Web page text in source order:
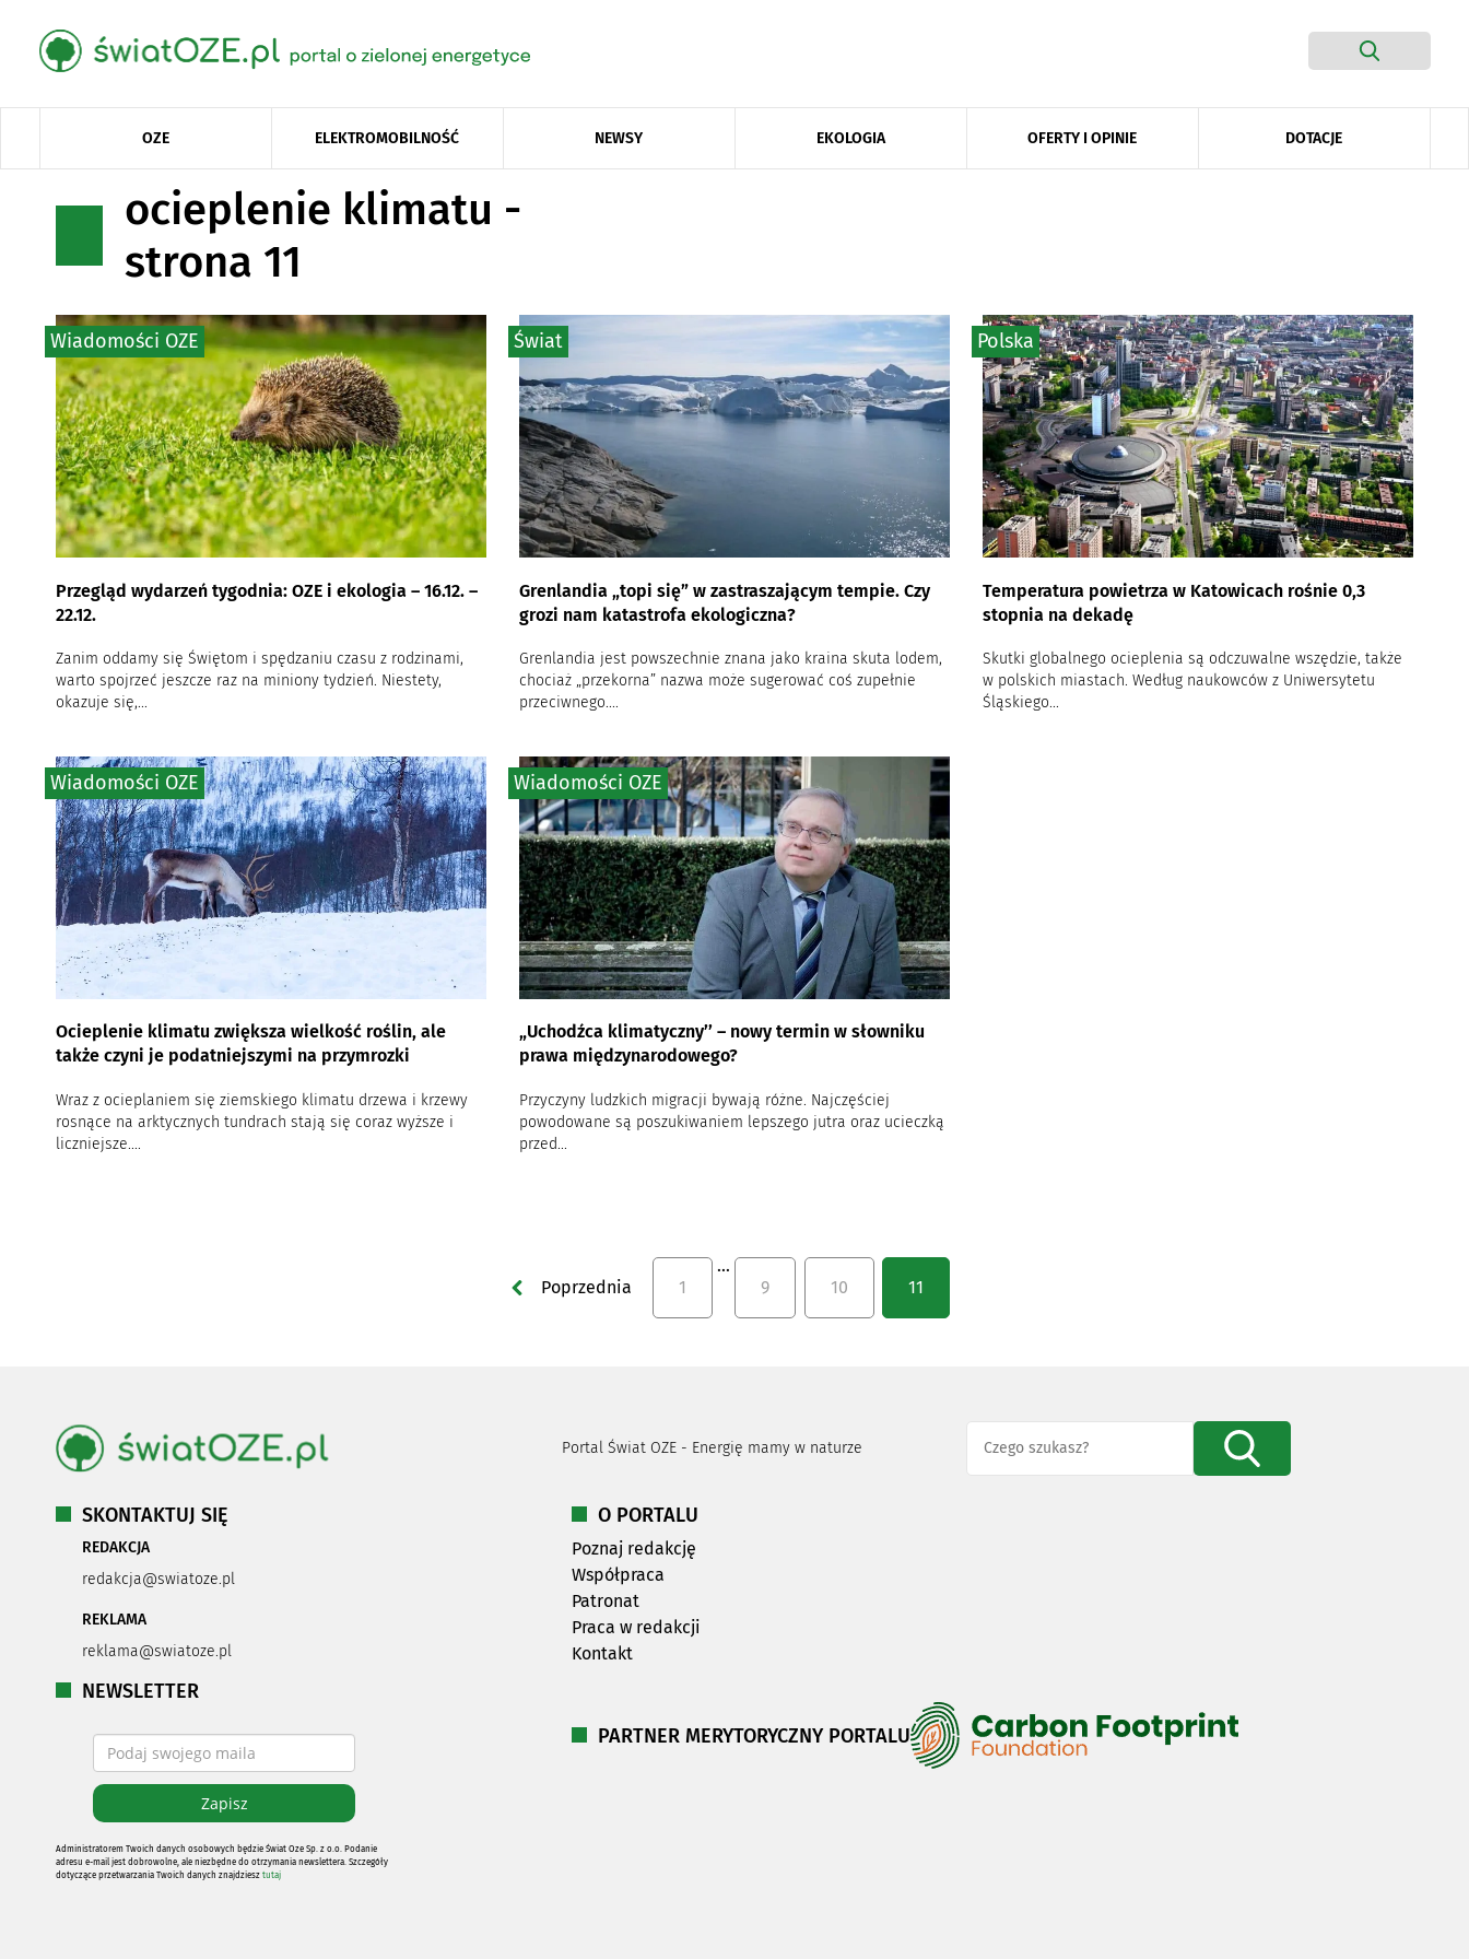
OZE ELEKTROMOBILNOŚĆ NEWSY EKOLOGIA OFERTY I OPINIE DOTACJE
ocieplenie klimatu -
strona 11
Przegląd wydarzeń tygodnia: OZE i ekologia – 16.12. –
22.12.
Zanim oddamy się Świętom i spędzaniu czasu z rodzinami,
warto spojrzeć jeszcze raz na miniony tydzień. Niestety,
okazuje się,...
Wiadomości OZE
Grenlandia „topi się” w zastraszającym tempie. Czy
grozi nam katastrofa ekologiczna?
Grenlandia jest powszechnie znana jako kraina skuta lodem,
chociaż „przekorna” nazwa może sugerować coś zupełnie
przeciwnego....
Świat
Temperatura powietrza w Katowicach rośnie 0,3
stopnia na dekadę
Skutki globalnego ocieplenia są odczuwalne wszędzie, także
w polskich miastach. Według naukowców z Uniwersytetu
Śląskiego...
Polska
Ocieplenie klimatu zwiększa wielkość roślin, ale
także czyni je podatniejszymi na przymrozki
Wraz z ocieplaniem się ziemskiego klimatu drzewa i krzewy
rosnące na arktycznych tundrach stają się coraz wyższe i
liczniejsze....
Wiadomości OZE
„Uchodźca klimatyczny’’ – nowy termin w słowniku
prawa międzynarodowego?
Przyczyny ludzkich migracji bywają różne. Najczęściej
powodowane są poszukiwaniem lepszego jutra oraz ucieczką
przed...
Wiadomości OZE
Poprzednia 1
…
9
10 11
Portal Świat OZE - Energię mamy w naturze
SKONTAKTUJ SIĘ
REDAKCJA
redakcja@swiatoze.pl
REKLAMA
reklama@swiatoze.pl
NEWSLETTER
Administratorem Twoich danych osobowych będzie Świat Oze Sp. z o.o. Podanie
adresu e-mail jest dobrowolne, ale niezbędne do otrzymania newslettera. Szczegóły
dotyczące przetwarzania Twoich danych znajdziesz tutaj
O PORTALU
Poznaj redakcję
Współpraca
Patronat
Praca w redakcji
Kontakt
PARTNER MERYTORYCZNY PORTALU